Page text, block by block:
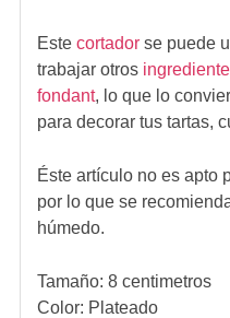
Este cortadorse puede
trabajar otros
fondant, lo que lo
para decorar tus tartas,
Éste artículo no es apto
por lo que se
húmedo.
Tamaño: 8 centimetros
Color: Plateado